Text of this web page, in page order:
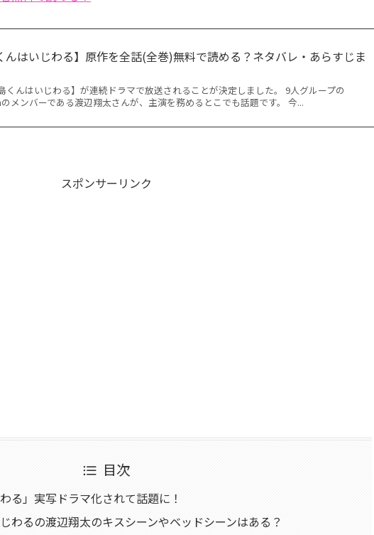
んはいじわる】原作を全話(全巻)無料で読める？ネタバレ・あらすじま
くんはいじわる】が連続ドラマで放送されることが決定しました。 9人グループの
メンバーである渡辺翔太さんが、主演を務めるとこでも話題です。 今...
スポンサーリンク
目次
る」実写ドラマ化されて話題に！
わるの渡辺翔太のキスシーンやベッドシーンはある？